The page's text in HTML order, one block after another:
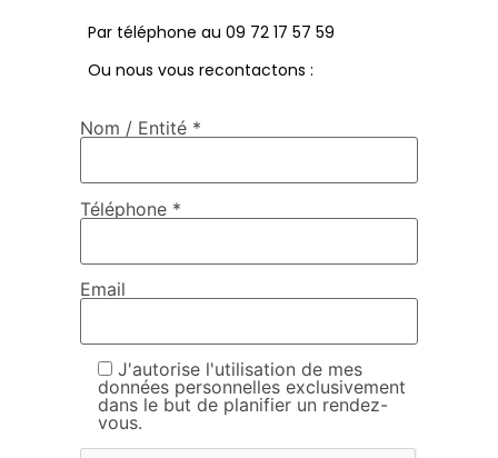
Par téléphone au 09 72 17 57 59
Ou nous vous recontactons :
Nom / Entité *
Téléphone *
Email
J'autorise l'utilisation de mes
données personnelles exclusivement
dans le but de planifier un rendez-
vous.